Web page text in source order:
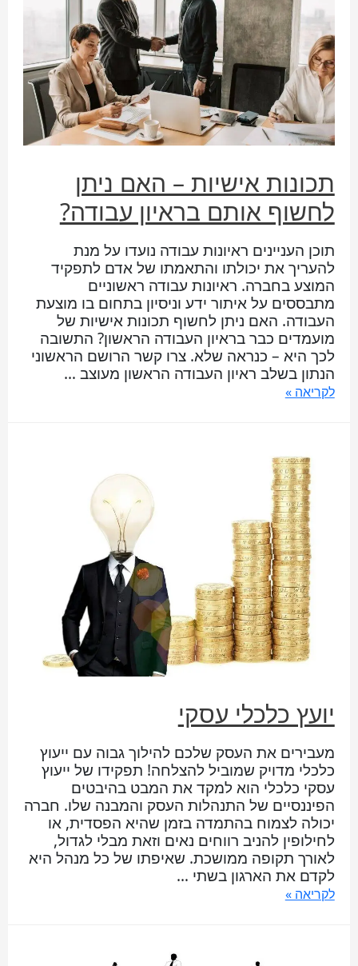
תכונות אישיות – האם ניתן
לחשוף אותם בראיון עבודה?
תוכן העניינים ראיונות עבודה נועדו על מנת
להעריך את יכולתו והתאמתו של אדם לתפקיד
המוצע בחברה. ראיונות עבודה ראשוניים
מתבססים על איתור ידע וניסיון בתחום בו מוצעת
העבודה. האם ניתן לחשוף תכונות אישיות של
מועמדים כבר בראיון העבודה הראשון? התשובה
לכך היא – כנראה שלא. צרו קשר הרושם הראשוני
הנתון בשלב ראיון העבודה הראשון מעוצב …
לקריאה »
יועץ כלכלי עסקי
מעבירים את העסק שלכם להילוך גבוה עם ייעוץ
כלכלי מדויק שמוביל להצלחה! תפקידו של ייעוץ
עסקי כלכלי הוא למקד את המבט בהיבטים
הפיננסיים של התנהלות העסק והמבנה שלו. חברה
יכולה לצמוח בהתמדה בזמן שהיא הפסדית, או
לחילופין להניב רווחים נאים וזאת מבלי לגדול,
לאורך תקופה ממושכת. שאיפתו של כל מנהל היא
לקדם את הארגון בשתי …
לקריאה »